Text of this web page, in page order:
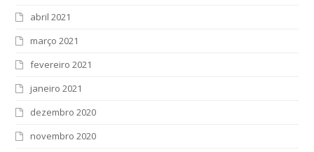
abril 2021
março 2021
fevereiro 2021
janeiro 2021
dezembro 2020
novembro 2020